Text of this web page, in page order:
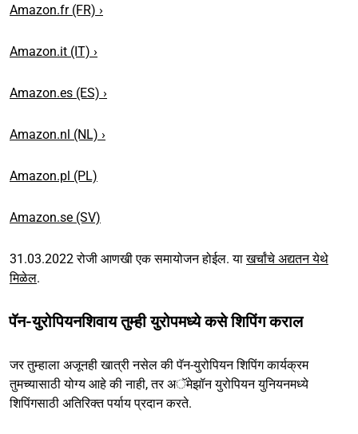
Amazon.fr (FR) ›
Amazon.it (IT) ›
Amazon.es (ES) ›
Amazon.nl (NL) ›
Amazon.pl (PL)
Amazon.se (SV)
31.03.2022 रोजी आणखी एक समायोजन होईल. याखर्चांचे अद्यतन येथे
मिळेल.
पॅन-युरोपियनशिवाय तुम्ही युरोपमध्ये कसे शिपिंग कराल
जर तुम्हाला अजूनही खात्री नसेल की पॅन-युरोपियन शिपिंग कार्यक्रम
तुमच्यासाठी योग्य आहे की नाही, तर अॅमेझॉन युरोपियन युनियनमध्ये
शिपिंगसाठी अतिरिक्त पर्याय प्रदान करते.